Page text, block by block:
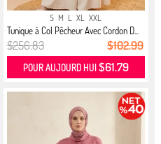
S M L XL XXL
Tunique à Col Pêcheur Avec Cordon D...
$256.83 $102.99
POUR AUJOURD HUI $61.79